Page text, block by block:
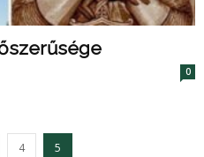
0
4 5